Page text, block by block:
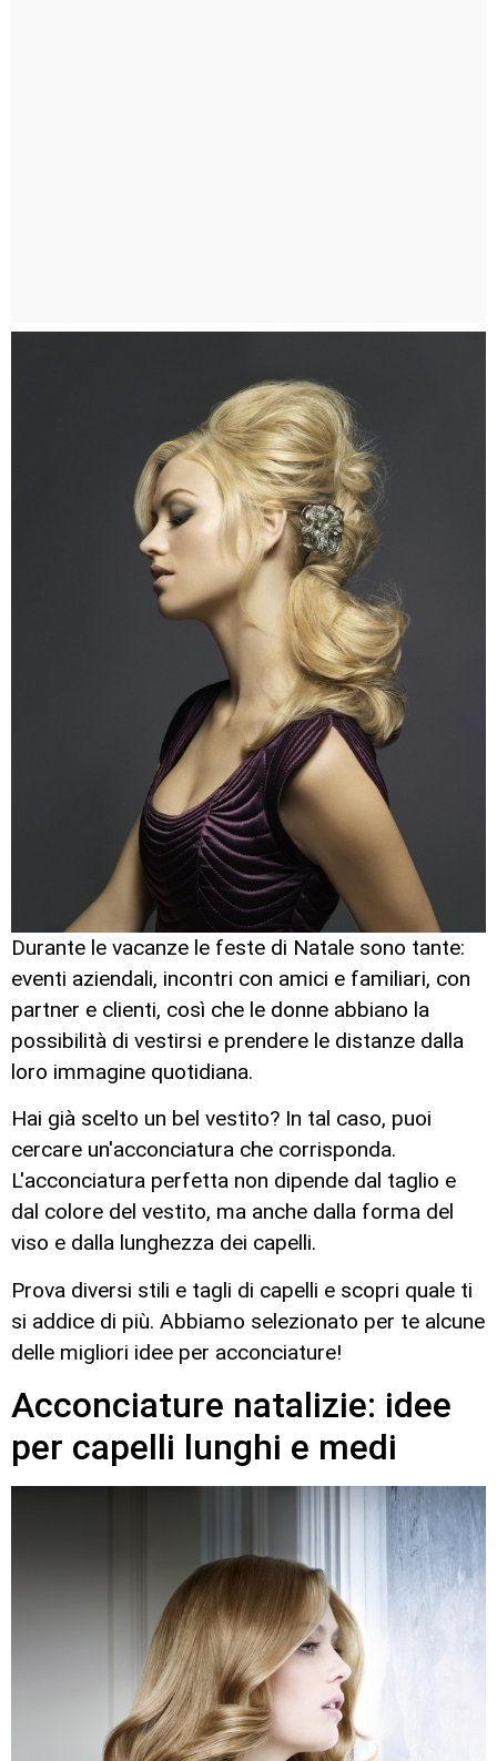
Durante le vacanze le feste di Natale sono tante:
eventi aziendali, incontri con amici e familiari, con
partner e clienti, così che le donne abbiano la
possibilità di vestirsi e prendere le distanze dalla
loro immagine quotidiana.
Hai già scelto un bel vestito? In tal caso, puoi
cercare un'acconciatura che corrisponda.
L'acconciatura perfetta non dipende dal taglio e
dal colore del vestito, ma anche dalla forma del
viso e dalla lunghezza dei capelli.
Prova diversi stili e tagli di capelli e scopri quale ti
si addice di più. Abbiamo selezionato per te alcune
delle migliori idee per acconciature!
Acconciature natalizie: idee
per capelli lunghi e medi